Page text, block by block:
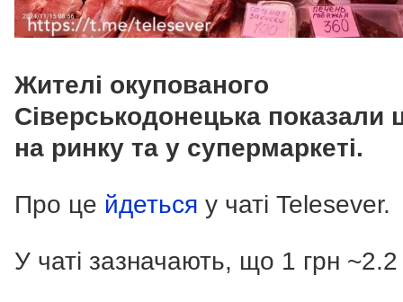
Жителі окупованого
Сіверськодонецька показали
на ринку та у супермаркеті.
Про це йдеться у чаті Telesever.
У чаті зазначають, що 1 грн